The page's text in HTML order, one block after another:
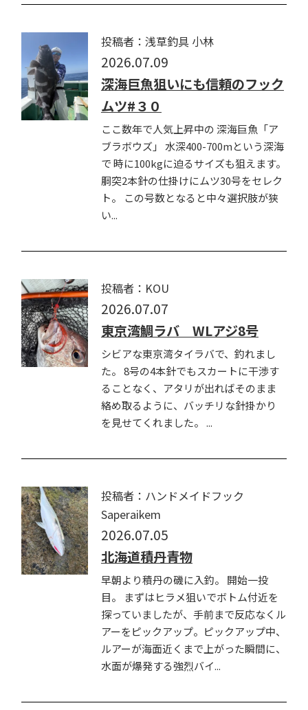
投稿者：浅草釣具 小林
2026.07.09
深海巨魚狙いにも信頼のフック
ムツ#３０
ここ数年で人気上昇中の 深海巨魚「ア
ブラボウズ」 水深400-700mという深海
で 時に100kgに迫るサイズも狙えます。
胴突2本針の仕掛けにムツ30号をセレク
ト。 この号数となると中々選択肢が狭
い...
投稿者：KOU
2026.07.07
東京湾鯛ラバ WLアジ8号
シビアな東京湾タイラバで、釣れまし
た。 8号の4本針でもスカートに干渉す
ることなく、アタリが出ればそのまま
絡め取るように、バッチリな針掛かり
を見せてくれました。 ...
投稿者：ハンドメイドフック
Saperaikem
2026.07.05
北海道積丹青物
早朝より積丹の磯に入釣。 開始一投
目。 まずはヒラメ狙いでボトム付近を
探っていましたが、手前まで反応なくル
アーをピックアップ。ピックアップ中、
ルアーが海面近くまで上がった瞬間に、
水面が爆発する強烈バイ...